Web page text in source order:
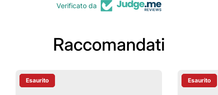
Verificato da
Raccomandati
Etichetta Del Prodotto:
Esaurito Etichetta
Esaurito